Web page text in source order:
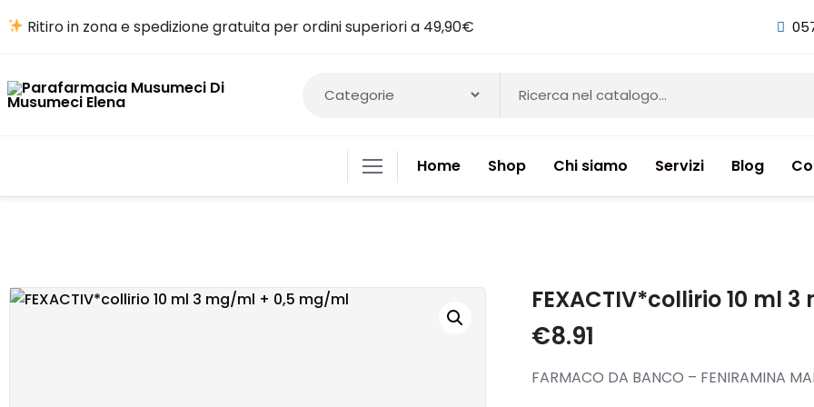
Ritiro in zona e spedizione gratuita per ordini superiori a 49,90€
Home Shop Chi siamo Servizi Blog
FEXACTIV*collirio 10 ml
€8.91
FARMACO DA BANCO – FENIRAMINA